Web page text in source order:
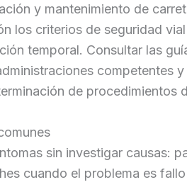
y mantenimiento de
los criterios de seguridad
temporal. Consultar las
competentes
de procedimientos
sin investigar causas:
cuando el problema es